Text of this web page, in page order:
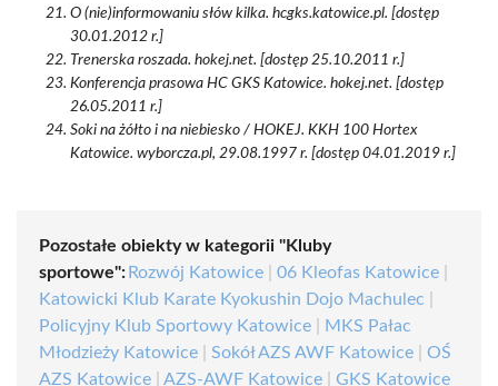
O (nie)informowaniu słów kilka. hcgks.katowice.pl. [dostęp
30.01.2012 r.]
Trenerska roszada. hokej.net. [dostęp 25.10.2011 r.]
Konferencja prasowa HC GKS Katowice. hokej.net. [dostęp
26.05.2011 r.]
Soki na żółto i na niebiesko / HOKEJ. KKH 100 Hortex
Katowice. wyborcza.pl, 29.08.1997 r. [dostęp 04.01.2019 r.]
Pozostałe obiekty w kategorii "Kluby
sportowe": Rozwój Katowice 06 Kleofas Katowice
Katowicki Klub Karate Kyokushin Dojo Machulec
Policyjny Klub Sportowy Katowice
MKS Pałac
Młodzieży Katowice
Sokół AZS AWF Katowice
OŚ
AZS Katowice
AZS-AWF Katowice GKS Katowice